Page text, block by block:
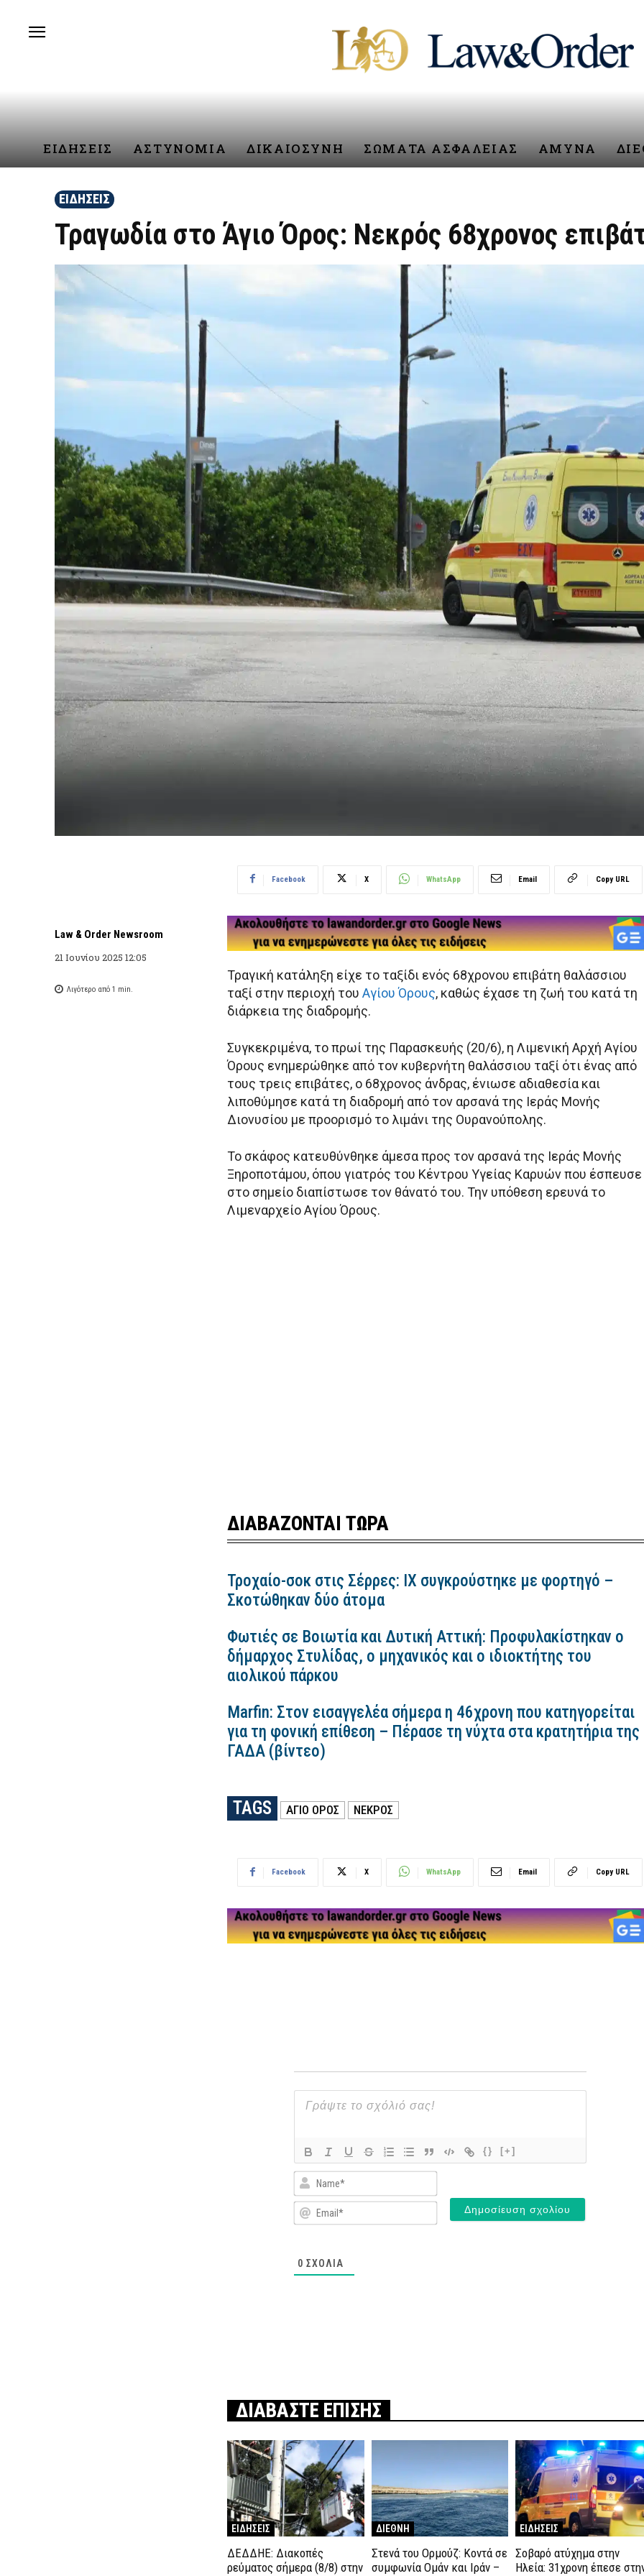
ΕΙΔΗΣΕΙΣ ΑΣΤΥΝΟΜΙΑ ΔΙΚΑΙΟΣΥΝΗ ΣΩΜΑΤΑ ΑΣΦΑΛΕΙΑΣ ΑΜΥΝΑ
ΕΙΔΗΣΕΙΣ
Τραγωδία στο Άγιο Όρος: Νεκρός 68χρονος
Law & Order Newsroom
21 Ιουνίου 2025 12:05
Λιγότερο από 1 min.
Facebook X WhatsApp Email Copy URL
Τραγική κατάληξη είχε το ταξίδι ενός 68χρονου επιβάτη θαλάσσιου
ταξί στην περιοχή του Αγίου Όρους, καθώς έχασε τη ζωή του κατά τη
διάρκεια της διαδρομής.
Συγκεκριμένα, το πρωί της Παρασκευής (20/6), η Λιμενική Αρχή Αγίου
Όρους ενημερώθηκε από τον κυβερνήτη θαλάσσιου ταξί ότι ένας από
τους τρεις επιβάτες, ο 68χρονος άνδρας, ένιωσε αδιαθεσία και
λιποθύμησε κατά τη διαδρομή από τον αρσανά της Ιεράς Μονής
Διονυσίου με προορισμό το λιμάνι της Ουρανούπολης.
Το σκάφος κατευθύνθηκε άμεσα προς τον αρσανά της Ιεράς Μονής
Ξηροποτάμου, όπου γιατρός του Κέντρου Υγείας Καρυών που έσπευσε
στο σημείο διαπίστωσε τον θάνατό του. Την υπόθεση ερευνά το
Λιμεναρχείο Αγίου Όρους.
ΔΙΑΒΑΖΟΝΤΑΙ ΤΩΡΑ
Τροχαίο-σοκ στις Σέρρες: ΙΧ συγκρούστηκε με φορτηγό –
Σκοτώθηκαν δύο άτομα
Φωτιές σε Βοιωτία και Δυτική Αττική: Προφυλακίστηκαν ο
δήμαρχος Στυλίδας, ο μηχανικός και ο ιδιοκτήτης του
αιολικού πάρκου
Marfin: Στον εισαγγελέα σήμερα η 46χρονη που κατηγορείται
για τη φονική επίθεση – Πέρασε τη νύχτα στα κρατητήρια της
ΓΑΔΑ (βίντεο)
TAGS ΑΓΙΟ ΟΡΟΣ ΝΕΚΡΟΣ
Facebook X WhatsApp Email Copy URL
{} [+]
Name*
Email*
0 ΣΧΌΛΙΑ
ΔΙΑΒΑΣΤΕ ΕΠΙΣΗΣ
ΕΙΔΗΣΕΙΣ
ΔΕΔΔΗΕ: Διακοπές
ρεύματος σήμερα (8/8) στην
ΔΙΕΘΝΗ
Στενά του Ορμούζ: Κοντά σε
συμφωνία Ομάν και Ιράν –
ΕΙΔΗΣΕΙΣ
Σοβαρό ατύχημα στην
Ηλεία: 31χρονη έπεσε